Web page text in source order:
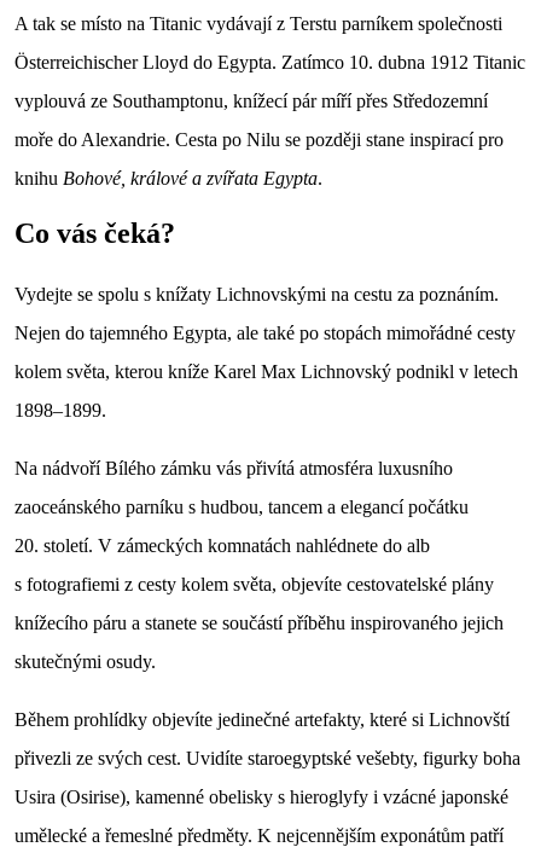
A tak se místo na Titanic vydávají z Terstu parníkem společnosti
Österreichischer Lloyd do Egypta. Zatímco 10. dubna 1912 Titanic
vyplouvá ze Southamptonu, knížecí pár míří přes Středozemní
moře do Alexandrie. Cesta po Nilu se později stane inspirací pro
knihu Bohové, králové a zvířata Egypta.
Co vás čeká?
Vydejte se spolu s knížaty Lichnovskými na cestu za poznáním.
Nejen do tajemného Egypta, ale také po stopách mimořádné cesty
kolem světa, kterou kníže Karel Max Lichnovský podnikl v letech
1898–1899.
Na nádvoří Bílého zámku vás přivítá atmosféra luxusního
zaoceánského parníku s hudbou, tancem a elegancí počátku
20. století. V zámeckých komnatách nahlédnete do alb
s fotografiemi z cesty kolem světa, objevíte cestovatelské plány
knížecího páru a stanete se součástí příběhu inspirovaného jejich
skutečnými osudy.
Během prohlídky objevíte jedinečné artefakty, které si Lichnovští
přivezli ze svých cest. Uvidíte staroegyptské vešebty, figurky boha
Usira (Osirise), kamenné obelisky s hieroglyfy i vzácné japonské
umělecké a řemeslné předměty. K nejcennějším exponátům patří